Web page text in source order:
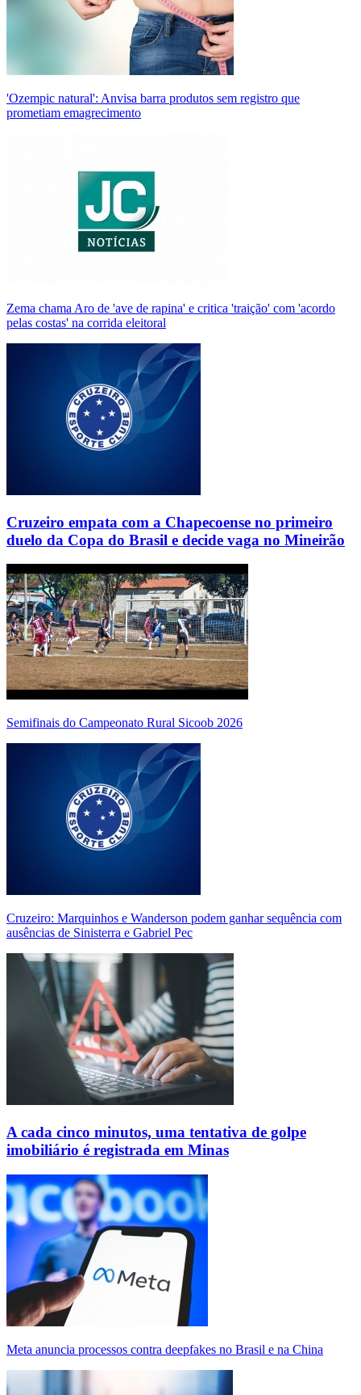
'Ozempic natural': Anvisa barra produtos sem registro que
prometiam emagrecimento
Zema chama Aro de 'ave de rapina' e critica 'traição' com 'acordo
pelas costas' na corrida eleitoral
Cruzeiro empata com a Chapecoense no primeiro
duelo da Copa do Brasil e decide vaga no Mineirão
Semifinais do Campeonato Rural Sicoob 2026
Cruzeiro: Marquinhos e Wanderson podem ganhar sequência com
ausências de Sinisterra e Gabriel Pec
A cada cinco minutos, uma tentativa de golpe
imobiliário é registrada em Minas
Meta anuncia processos contra deepfakes no Brasil e na China